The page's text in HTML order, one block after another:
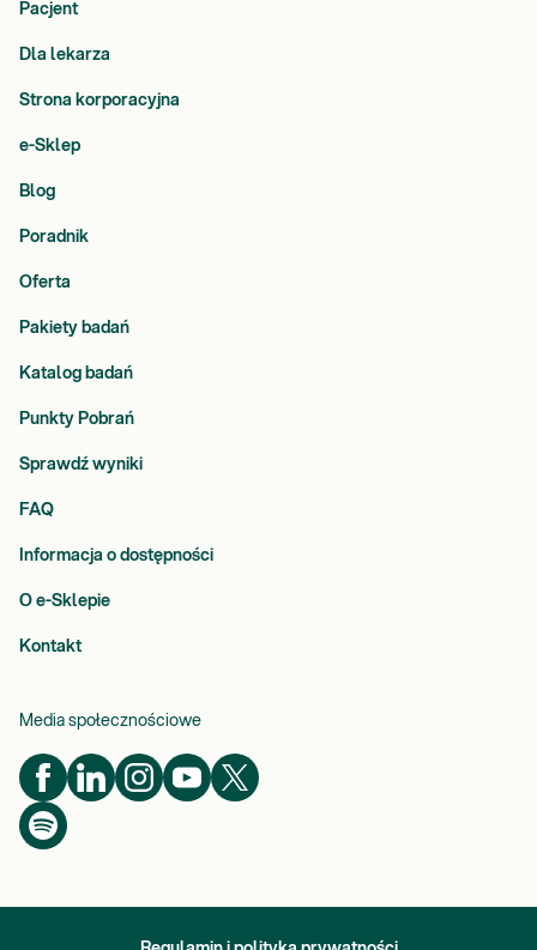
Pacjent
Dla lekarza
Strona korporacyjna
e-Sklep
Blog
Poradnik
Oferta
Pakiety badań
Katalog badań
Punkty Pobrań
Sprawdź wyniki
FAQ
Informacja o dostępności
O e-Sklepie
Kontakt
Media społecznościowe